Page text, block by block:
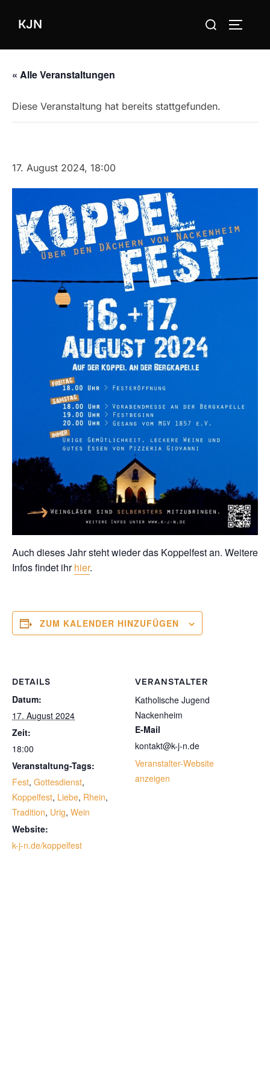
InhaltKJN
Suchen
« Alle Veranstaltungen
Diese Veranstaltung hat bereits stattgefunden.
17. August 2024, 18:00
Auch dieses Jahr steht wieder das Koppelfest an. Weitere
Infos findet ihrhier.
ZUM KALENDER HINZUFÜGEN
DETAILS
Datum:
17. August 2024
Zeit:
18:00
Veranstaltung-Tags:
Fest, Gottesdienst,
Koppelfest, Liebe, Rhein,
Tradition, Urig, Wein
Website:
k-j-n.de/koppelfest
VERANSTALTER
Katholische Jugend
Nackenheim
E-Mail
kontakt@k-j-n.de
Veranstalter-Website
anzeigen